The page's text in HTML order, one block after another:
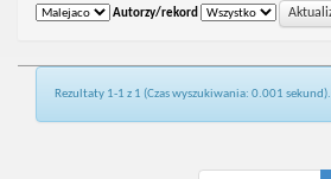
Autorzy/rekord
Rezultaty 1-1 z 1 (Czas wyszukiwania: 0.001 sekund).